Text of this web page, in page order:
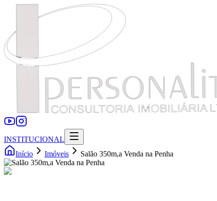
INSTITUCIONAL
Início
Imóveis Salão 350m,a Venda na Penha